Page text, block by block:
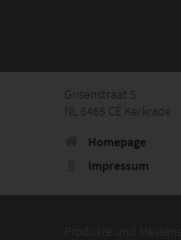
Grisenstraat 5
NL 6465 CE Kerkrade
Homepage
Impressum
Produkte und